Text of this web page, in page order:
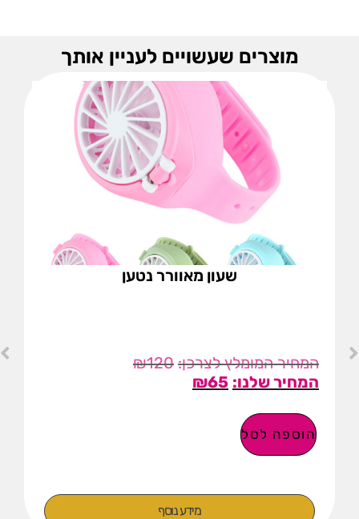
מוצרים שעשויים לעניין אותך
שעון מאוורר נטען
₪120
₪65
הוספה לסל
מידע נוסף